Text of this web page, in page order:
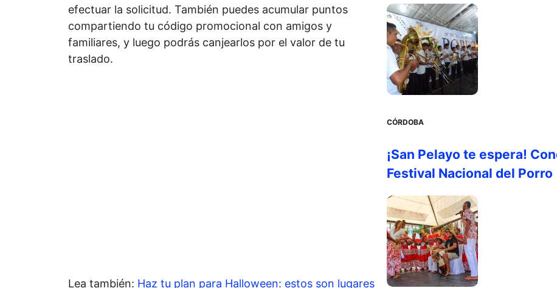
efectuar la solicitud. También puedes acumular puntos
compartiendo tu código promocional con amigos y
familiares, y luego podrás canjearlos por el valor de tu
traslado.
Lea también: Haz tu plan para Halloween: estos son lugares
CÓRDOBA
¡San Pelayo te espera!
Festival Nacional del Porro